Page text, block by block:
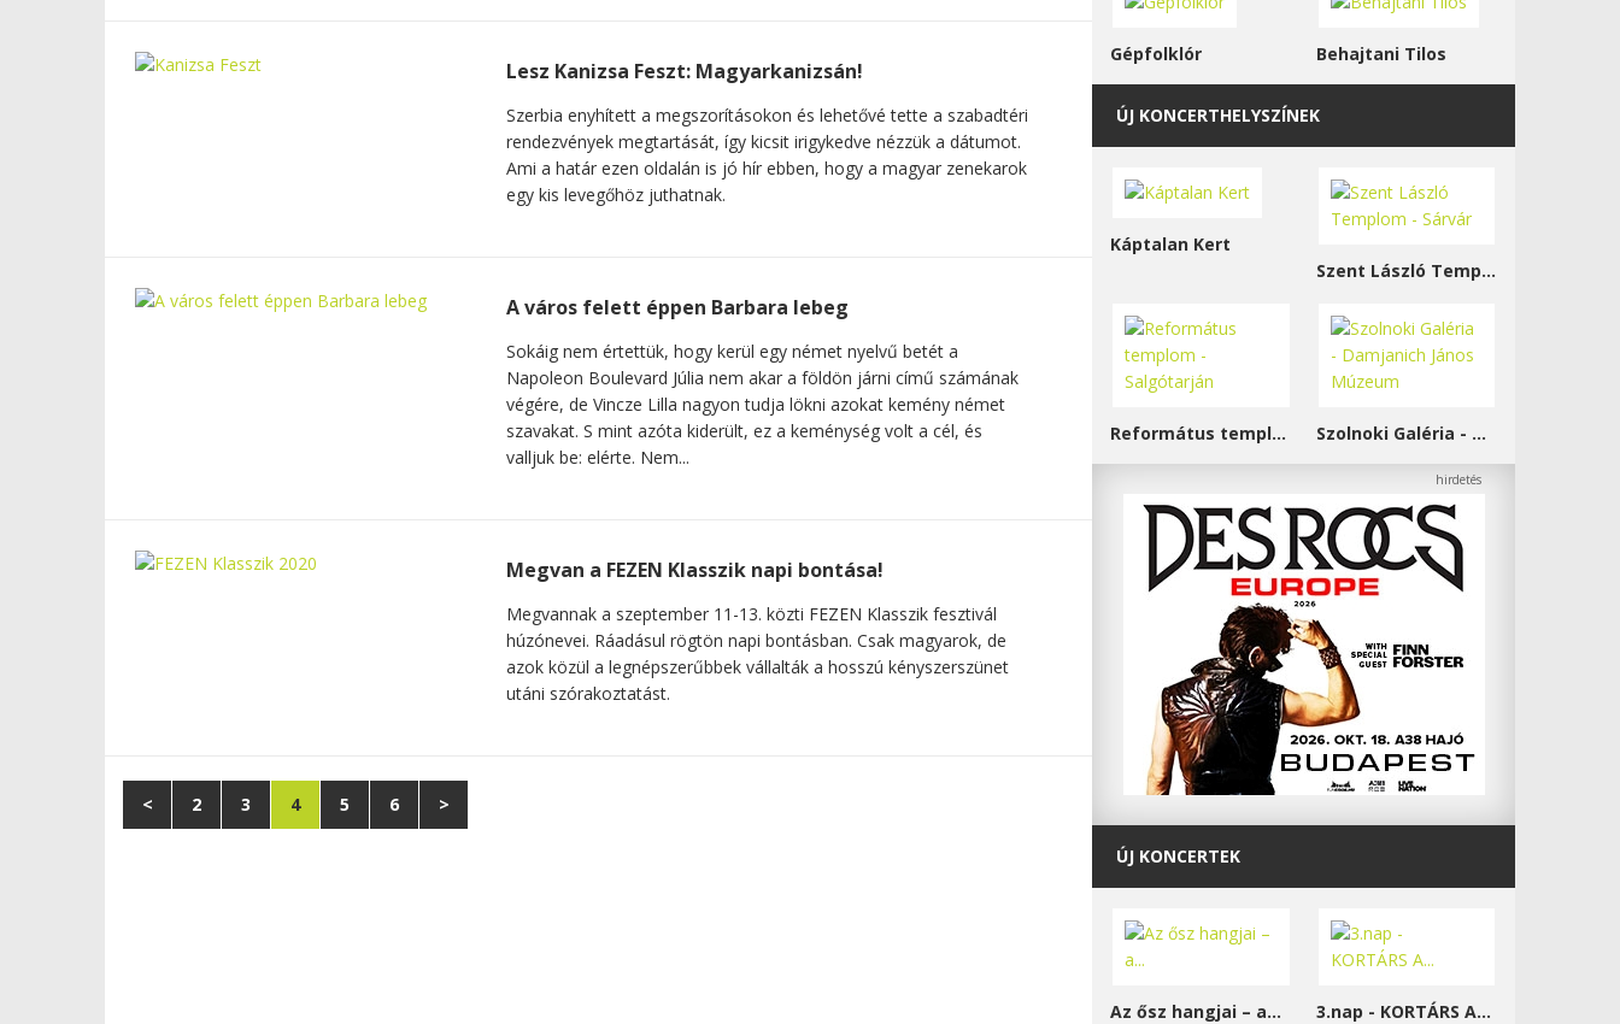
Lesz Kanizsa Feszt: Magyarkanizsán!
Szerbia enyhített a megszorításokon és lehetővé tette a szabadtéri
rendezvények megtartását, így kicsit irigykedve nézzük a dátumot.
Ami a határ ezen oldalán is jó hír ebben, hogy a magyar zenekarok
egy kis levegőhöz juthatnak.
A város felett éppen Barbara lebeg
Sokáig nem értettük, hogy kerül egy német nyelvű betét a
Napoleon Boulevard Júlia nem akar a földön járni című számának
végére, de Vincze Lilla nagyon tudja lökni azokat kemény német
szavakat. S mint azóta kiderült, ez a keménység volt a cél, és
valljuk be: elérte. Nem...
Megvan a FEZEN Klasszik napi bontása!
Megvannak a szeptember 11-13. közti FEZEN Klasszik fesztivál
húzónevei. Ráadásul rögtön napi bontásban. Csak magyarok, de
azok közül a legnépszerűbbek vállalták a hosszú kényszerszünet
utáni szórakoztatást.
< 2 3 4 5 6 >
Gépfolklór Behajtani Tilos
ÚJ KONCERTHELYSZÍNEK
Káptalan Kert
Szent László Templom - Sárvár
Református templom - Salgótarján Szolnoki Galéria - Damjanich János Múzeum
ÚJ KONCERTEK
Az ősz hangjai – a...
3.nap - KORTÁRS A...